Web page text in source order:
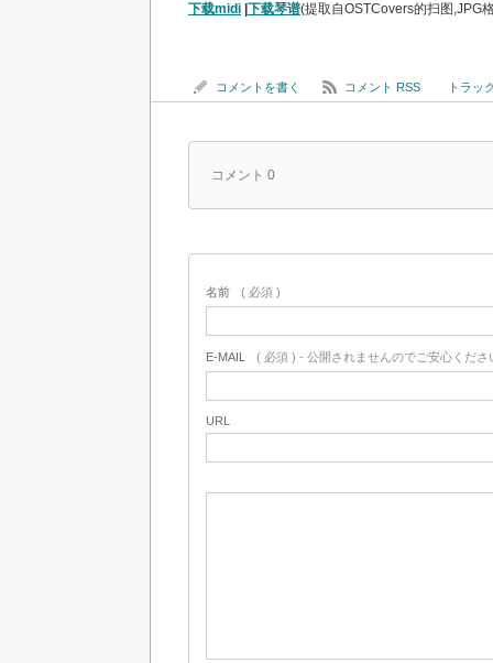
下载midi| 下载琴谱(提取自OSTCovers的扫图,JPG
コメントを書く コメント RSS トラッ
コメント 0
名前 ( 必須 )
E-MAIL ( 必須 ) - 公開されませんのでご安心くださ
URL